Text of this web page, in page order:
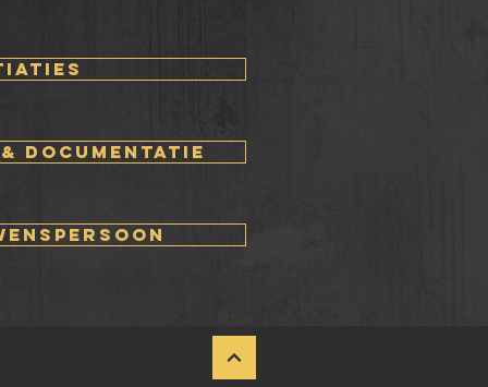
documentatie